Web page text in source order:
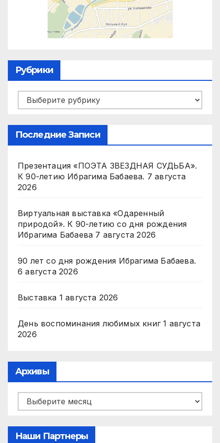
Рубрики
Рубрики
Последние Записи
Презентация «ПОЭТА ЗВЕЗДНАЯ СУДЬБА».
К 90-летию Ибрагима Бабаева. 7 августа
2026
Виртуальная выставка «Одаренный
природой». К 90-летию со дня рождения
Ибрагима Бабаева 7 августа 2026
90 лет со дня рождения Ибрагима Бабаева.
6 августа 2026
Выставка 1 августа 2026
День воспоминания любимых книг 1 августа
2026
Архивы
Архивы
Наши Партнеры